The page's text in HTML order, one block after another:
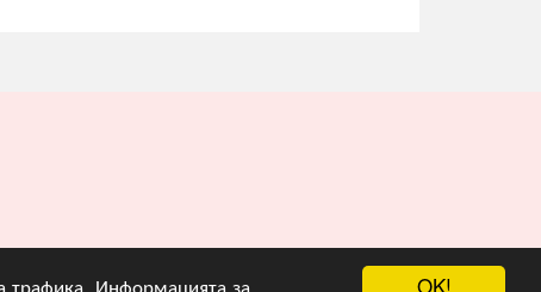
OK!
трафика. Информацията за